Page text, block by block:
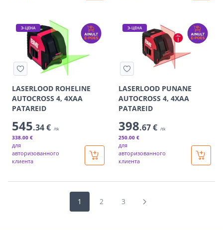
Э-ЦЕНА
LASERLOOD ROHELINE
AUTOCROSS 4, 4XAA
PATAREID
545.34 € /tk
338.00 €
для
авторизованного
клиента
Э-ЦЕНА
LASERLOOD PUNANE
AUTOCROSS 4, 4XAA
PATAREID
398.67 € /tk
250.00 €
для
авторизованного
клиента
1 2 3